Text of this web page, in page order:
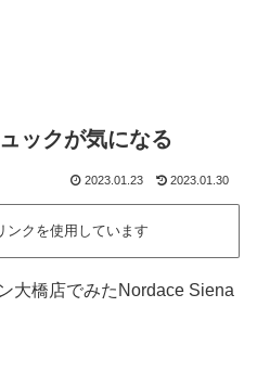
ックが気になる
2023.01.23 2023.01.30
ンクを使用しています
大橋店でみたNordace Siena